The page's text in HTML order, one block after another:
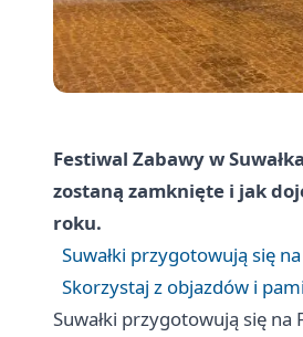
Festiwal Zabawy w
zostaną zamknięte i jak
roku.
Suwałki przygotowują się
Skorzystaj z objazdów i
Suwałki przygotowują się